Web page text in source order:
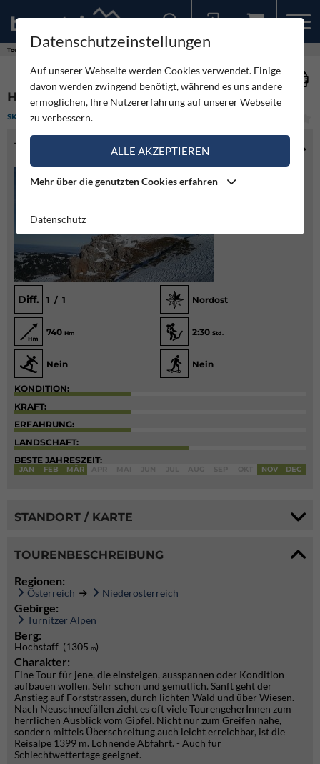
Touren
HOCHSTAFF OSTANSTIEG
SKITOUR LEICHT
TOURENINFO
Diff. 1 / 1 Nordost
740 Hm 2:30 Std.
Nein Nein
KONDITION:
KRAFT:
ERFAHRUNG:
LANDSCHAFT:
BESTE JAHRESZEIT:
JAN FEB MÄR NOV DEC
STANDORT / KARTE
TOURENBESCHREIBUNG
Regionen:
Österreich Niederösterreich
Gebirge:
Türnitzer Alpen
Berg:
Hochstaff (1305 m)
Charakter:
Eine Tour für jene, die einsteigen, ausspannen oder Kondition
aufbauen wollen. Sehr schön und gemütlich. Sanft geht der
Anstieg auf Forststrassen, durch lichten Wald und über Wiesen.
Nach Neuschneefällen zieht es oft viele TourengeherInnen zum
herrlichen Ausblick vom Gipfel. Nicht nur zum Greifen nahe,
sondern mittels Überschreitung auch leicht erreichbar, ist die
Reisalpe 1399 m. Lohnende Abfahrt. - Auch für
Schlechtwettertage geeignet.
Datenschutzeinstellungen
Auf unserer Webseite werden Cookies verwendet. Einige
davon werden zwingend benötigt, während es uns andere
ermöglichen, Ihre Nutzererfahrung auf unserer Webseite
zu verbessern.
ALLE AKZEPTIEREN
Mehr über die genutzten Cookies erfahren
Datenschutz